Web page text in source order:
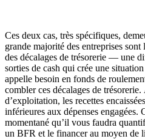
Ces deux cas, très spécifiques,
grande majorité des entreprises
des décalages de trésorerie — une
sorties de cash qui crée une
appelle besoin en fonds de
combler ces décalages de
d’exploitation, les recettes
inférieures aux dépenses engagées.
momentané qu’il vous faudra
un BFR et le financer au moyen de